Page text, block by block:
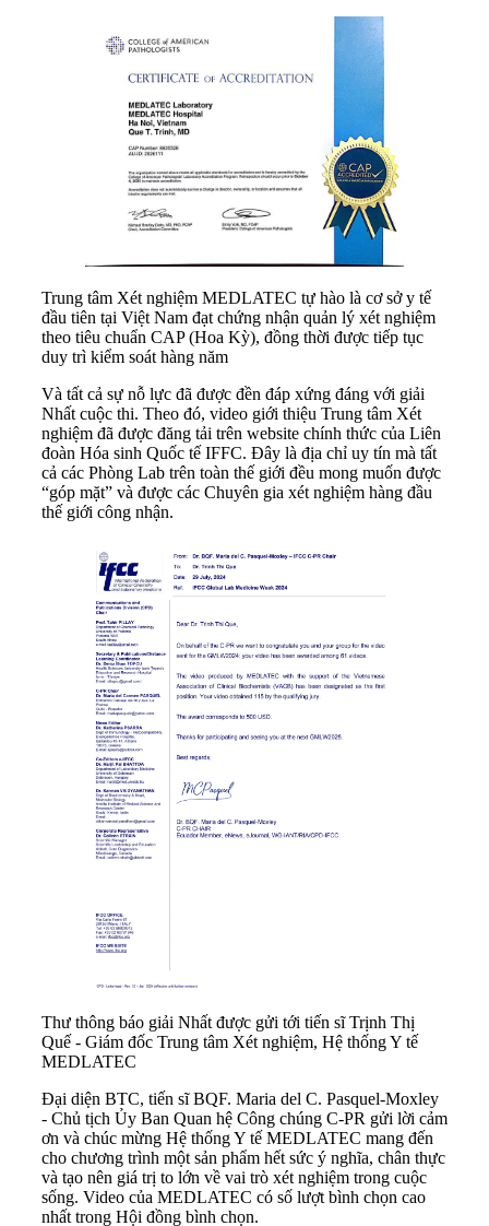
Trung tâm Xét nghiệm MEDLATEC tự hào là cơ sở y tế
đầu tiên tại Việt Nam đạt chứng nhận quản lý xét nghiệm
theo tiêu chuẩn CAP (Hoa Kỳ), đồng thời được tiếp tục
duy trì kiểm soát hàng năm
Và tất cả sự nỗ lực đã được đền đáp xứng đáng với giải
Nhất cuộc thi. Theo đó, video giới thiệu Trung tâm Xét
nghiệm đã được đăng tải trên website chính thức của Liên
đoàn Hóa sinh Quốc tế IFFC. Đây là địa chỉ uy tín mà tất
cả các Phòng Lab trên toàn thế giới đều mong muốn được
“góp mặt” và được các Chuyên gia xét nghiệm hàng đầu
thế giới công nhận.
Thư thông báo giải Nhất được gửi tới tiến sĩ Trịnh Thị
Quế - Giám đốc Trung tâm Xét nghiệm, Hệ thống Y tế
MEDLATEC
Đại diện BTC, tiến sĩ BQF. Maria del C. Pasquel-Moxley
- Chủ tịch Ủy Ban Quan hệ Công chúng C-PR gửi lời cảm
ơn và chúc mừng Hệ thống Y tế MEDLATEC mang đến
cho chương trình một sản phẩm hết sức ý nghĩa, chân thực
và tạo nên giá trị to lớn về vai trò xét nghiệm trong cuộc
sống. Video của MEDLATEC có số lượt bình chọn cao
nhất trong Hội đồng bình chọn.